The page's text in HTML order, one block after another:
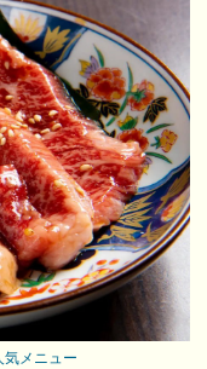
気メニュー